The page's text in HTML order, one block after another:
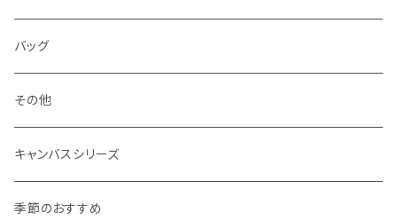
マチあり
マチあり
マチなし
マチあり
・ ポーチタイプ 角型
マチなし
マチあり
・ ポーチタイプ くし形
マチなし
マチあり
マチなし
マチあり
・ くし形
マチなし
マチあり
バッグ
その他
キャンバスシリーズ
季節のおすすめ